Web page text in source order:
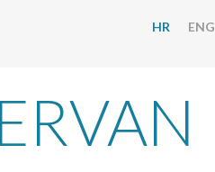
HR ENG